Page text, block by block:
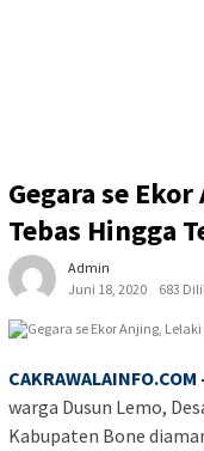
Gegara se
Tebas Hingga
Admin
Juni 18, 2020
683
CAKRAWALAINFO.COM
warga Dusun Lemo,
Kabupaten Bone